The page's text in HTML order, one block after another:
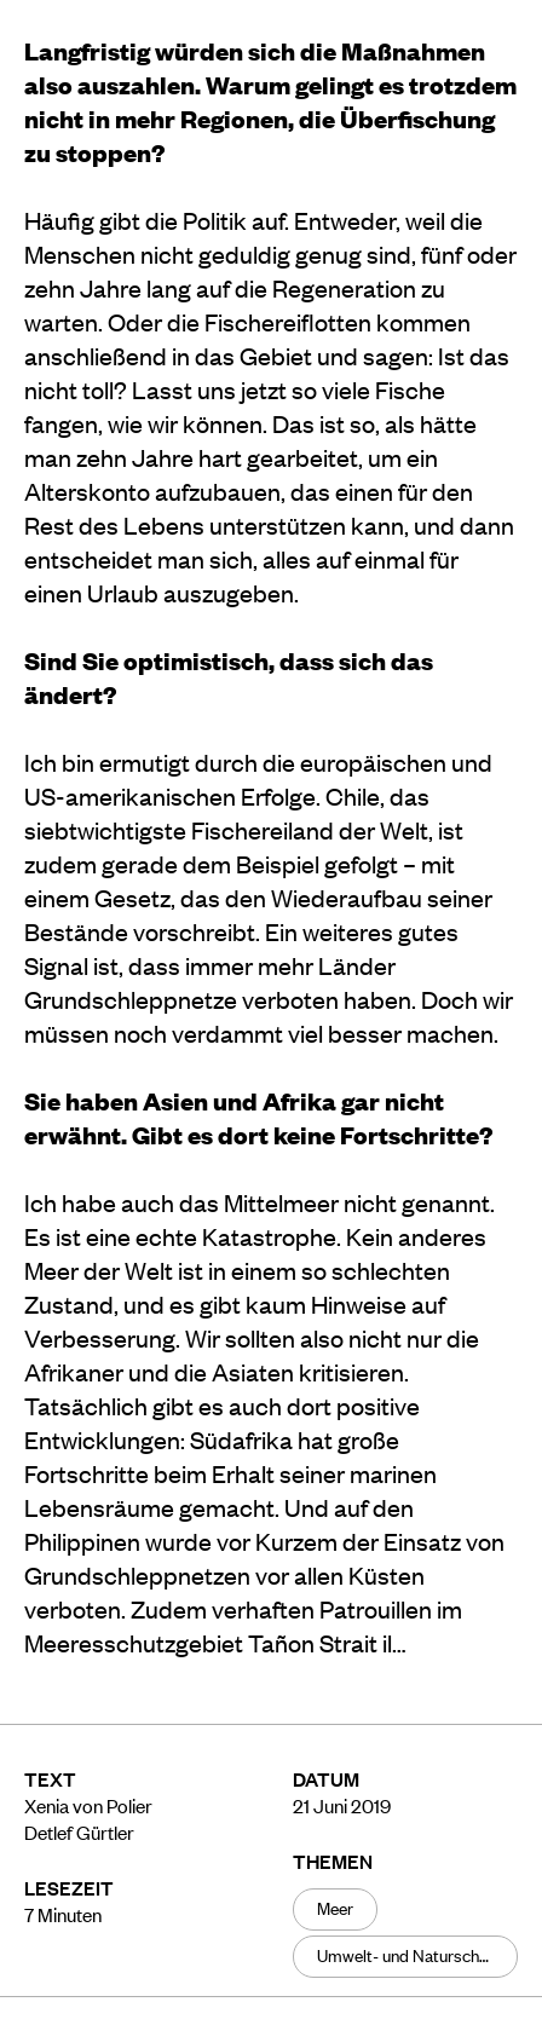
TEXT
Xenia von Polier
Detlef Gürtler
LESEZEIT
7Minuten
DATUM
21 Juni 2019
THEMEN
Meer
Umwelt- und Naturschutz
Langfristig würden sich die Maßnahmen
also auszahlen. Warum gelingt es trotzdem
nicht in mehr Regionen, die Überfischung
zu stoppen?
Häufig gibt die Politik auf. Entweder, weil die
Menschen nicht geduldig genug sind, fünf oder
zehn Jahre lang auf die Regeneration zu
warten. Oder die Fischereiflotten kommen
anschließend in das Gebiet und sagen: Ist das
nicht toll? Lasst uns jetzt so viele Fische
fangen, wie wir können. Das ist so, als hätte
man zehn Jahre hart gearbeitet, um ein
Alterskonto aufzubauen, das einen für den
Rest des Lebens unterstützen kann, und dann
entscheidet man sich, alles auf einmal für
einen Urlaub auszugeben.
Sind Sie optimistisch, dass sich das
ändert?
Ich bin ermutigt durch die europäischen und
US-amerikanischen Erfolge. Chile, das
siebtwichtigste Fischereiland der Welt, ist
zudem gerade dem Beispiel gefolgt – mit
einem Gesetz, das den Wiederaufbau seiner
Bestände vorschreibt. Ein weiteres gutes
Signal ist, dass immer mehr Länder
Grundschleppnetze verboten haben. Doch wir
müssen noch verdammt viel besser machen.
Sie haben Asien und Afrika gar nicht
erwähnt. Gibt es dort keine Fortschritte?
Ich habe auch das Mittelmeer nicht genannt.
Es ist eine echte Katastrophe. Kein anderes
Meer der Welt ist in einem so schlechten
Zustand, und es gibt kaum Hinweise auf
Verbesserung. Wir sollten also nicht nur die
Afrikaner und die Asiaten kritisieren.
Tatsächlich gibt es auch dort positive
Entwicklungen: Südafrika hat große
Fortschritte beim Erhalt seiner marinen
Lebensräume gemacht. Und auf den
Philippinen wurde vor Kurzem der Einsatz von
Grundschleppnetzen vor allen Küsten
verboten. Zudem verhaften Patrouillen im
Meeresschutzgebiet Tañon Strait il…